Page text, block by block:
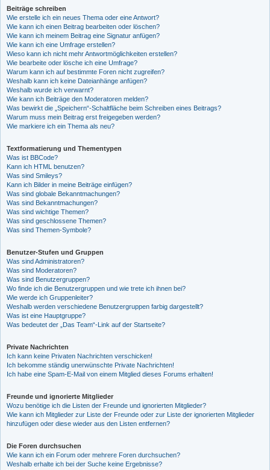
Beiträge schreiben
Wie erstelle ich ein neues Thema oder eine Antwort?
Wie kann ich einen Beitrag bearbeiten oder löschen?
Wie kann ich meinem Beitrag eine Signatur anfügen?
Wie kann ich eine Umfrage erstellen?
Wieso kann ich nicht mehr Antwortmöglichkeiten erstellen?
Wie bearbeite oder lösche ich eine Umfrage?
Warum kann ich auf bestimmte Foren nicht zugreifen?
Weshalb kann ich keine Dateianhänge anfügen?
Weshalb wurde ich verwarnt?
Wie kann ich Beiträge den Moderatoren melden?
Was bewirkt die „Speichern“-Schaltfläche beim Schreiben eines Beitrags?
Warum muss mein Beitrag erst freigegeben werden?
Wie markiere ich ein Thema als neu?
Textformatierung und Thementypen
Was ist BBCode?
Kann ich HTML benutzen?
Was sind Smileys?
Kann ich Bilder in meine Beiträge einfügen?
Was sind globale Bekanntmachungen?
Was sind Bekanntmachungen?
Was sind wichtige Themen?
Was sind geschlossene Themen?
Was sind Themen-Symbole?
Benutzer-Stufen und Gruppen
Was sind Administratoren?
Was sind Moderatoren?
Was sind Benutzergruppen?
Wo finde ich die Benutzergruppen und wie trete ich ihnen bei?
Wie werde ich Gruppenleiter?
Weshalb werden verschiedene Benutzergruppen farbig dargestellt?
Was ist eine Hauptgruppe?
Was bedeutet der „Das Team“-Link auf der Startseite?
Private Nachrichten
Ich kann keine Privaten Nachrichten verschicken!
Ich bekomme ständig unerwünschte Private Nachrichten!
Ich habe eine Spam-E-Mail von einem Mitglied dieses Forums erhalten!
Freunde und ignorierte Mitglieder
Wozu benötige ich die Listen der Freunde und ignorierten Mitglieder?
Wie kann ich Mitglieder zur Liste der Freunde oder zur Liste der ignorierten Mitglieder
hinzufügen oder diese wieder aus den Listen entfernen?
Die Foren durchsuchen
Wie kann ich ein Forum oder mehrere Foren durchsuchen?
Weshalb erhalte ich bei der Suche keine Ergebnisse?